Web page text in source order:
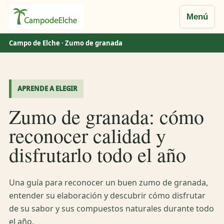
Menú
Saltar
al
Campo de Elche · Zumo de granada
APRENDE A ELEGIR
Zumo de granada: cómo
reconocer calidad y
disfrutarlo todo el año
Una guía para reconocer un buen zumo de granada,
entender su elaboración y descubrir cómo disfrutar
de su sabor y sus compuestos naturales durante todo
el año.